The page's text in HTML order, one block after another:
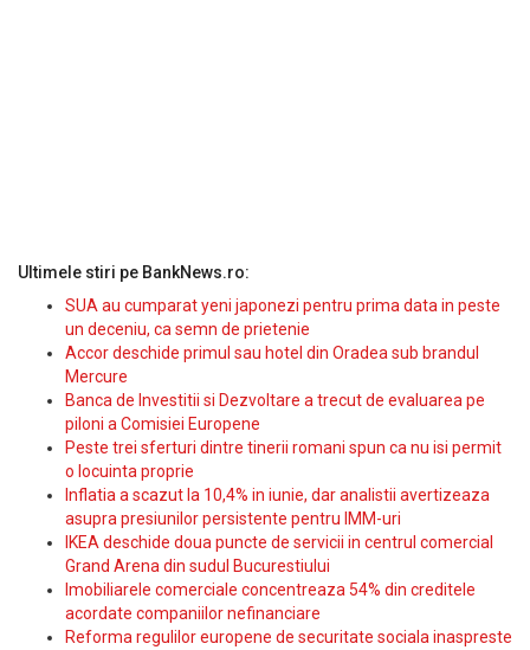
Ultimele stiri pe BankNews.ro:
SUA au cumparat yeni japonezi pentru prima data in peste
un deceniu, ca semn de prietenie
Accor deschide primul sau hotel din Oradea sub brandul
Mercure
Banca de Investitii si Dezvoltare a trecut de evaluarea pe
piloni a Comisiei Europene
Peste trei sferturi dintre tinerii romani spun ca nu isi permit
o locuinta proprie
Inflatia a scazut la 10,4% in iunie, dar analistii avertizeaza
asupra presiunilor persistente pentru IMM-uri
IKEA deschide doua puncte de servicii in centrul comercial
Grand Arena din sudul Bucurestiului
Imobiliarele comerciale concentreaza 54% din creditele
acordate companiilor nefinanciare
Reforma regulilor europene de securitate sociala inaspreste